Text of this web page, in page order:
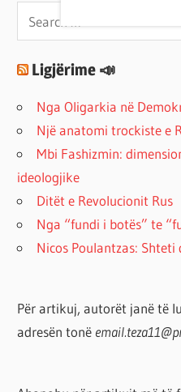
for:
Ligjërime 📣
Nga Oligarkia në
Një anatomi trockiste e
Mbi Fashizmin:
ideologjike
Ditët e Revolucionit Rus
Nga “fundi i botës” te
Nicos Poulantzas:
Për artikuj, autorët janë të
adresën tonë